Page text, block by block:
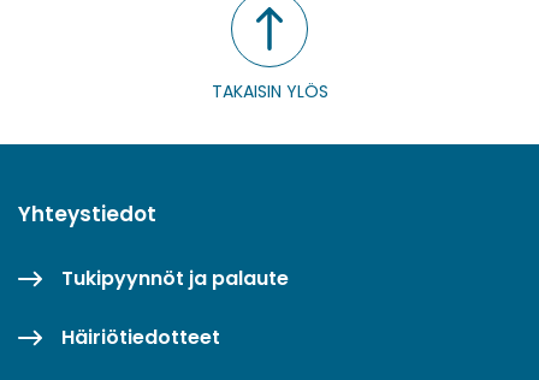
TAKAISIN YLÖS
Yhteystiedot
Tukipyynnöt ja palaute
Häiriötiedotteet